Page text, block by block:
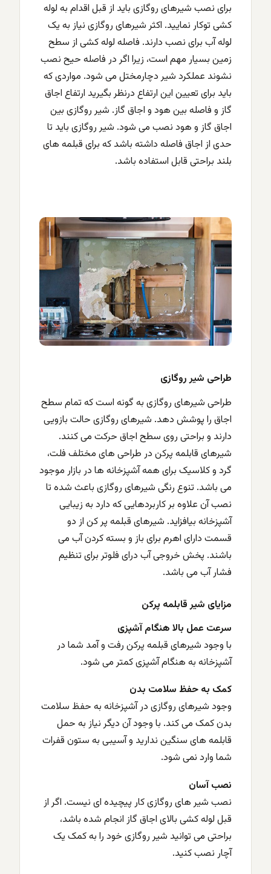
برای نصب شیرهای روگازی باید از قبل اقدام به لوله
کشی توکار نمایید. اکثر شیرهای روگازی نیاز به یک
لوله آب برای نصب دارند. فاصله لوله کشی از سطح
زمین بسیار مهم است، زیرا اگر در فاصله حیح نصب
نشوند عملکرد شیر دچارمختل می شود. مواردی که
باید برای تعیین این ارتفاع درنظر بگیرید ارتفاع اجاق
گاز و فاصله بین هود و اجاق گاز. شیر روگازی بین
اجاق گاز و هود نصب می شود. شیر روگازی باید تا
حدی از اجاق فاصله داشته باشد که برای قبلمه های
بلند براحتی قابل استفاده باشد.
طراحی شیر روگازی
طراحی شیرهای روگازی به گونه است که تمام سطح
اجاق را پوشش دهد. شیرهای روگازی حالت بازویی
دارند و براحتی روی سطح اجاق حرکت می کنند.
شیرهای قابلمه پرکن در طراحی های مختلف فلت،
گرد و کلاسیک برای همه آشپزخانه ها در بازار موجود
می باشد. تنوع رنگی شیرهای روگازی باعث شده تا
نصب آن علاوه بر کاربردهایی که دارد به زیبایی
آشپزخانه بیافزاید. شیرهای قبلمه پر کن از دو
قسمت دارای اهرم برای باز و بسته کردن آب می
باشند. پخش خروجی آب درای فلوتر برای تنظیم
فشار آب می باشد.
مزایای شیر قابلمه پرکن
سرعت عمل بالا هنگام آشپزی
با وجود شیرهای قبلمه پرکن رفت و آمد شما در
آشپزخانه به هنگام آشپزی کمتر می شود.
کمک به حفظ سلامت بدن
وجود شیرهای روگازی در آشپزخانه به حفظ سلامت
بدن کمک می کند. با وجود آن دیگر نیاز به حمل
قابلمه های سنگین ندارید و آسیبی به ستون قفرات
شما وارد نمی شود.
نصب آسان
نصب شیر های روگازی کار پیچیده ای نیست. اگر از
قبل لوله کشی بالای اجاق گاز انجام شده باشد،
براحتی می توانید شیر روگازی خود را به کمک یک
آچار نصب کنید.